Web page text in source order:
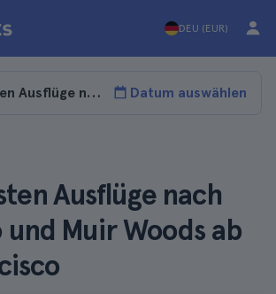
DEU (EUR)
Datum auswählen
Ausflüge nach
und Muir Woods ab